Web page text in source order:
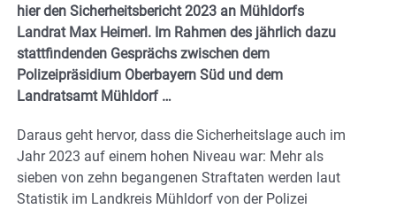
hier den Sicherheitsbericht 2023 an Mühldorfs
Landrat Max Heimerl. Im Rahmen des jährlich dazu
stattfindenden Gesprächs zwischen dem
Polizeipräsidium Oberbayern Süd und dem
Landratsamt Mühldorf …
Daraus geht hervor, dass die Sicherheitslage auch im
Jahr 2023 auf einem hohen Niveau war: Mehr als
sieben von zehn begangenen Straftaten werden laut
Statistik im Landkreis Mühldorf von der Polizei